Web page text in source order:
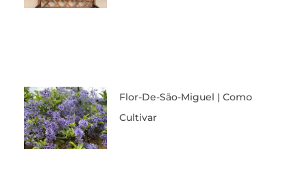
Flor-De-São-Miguel | Como
Cultivar